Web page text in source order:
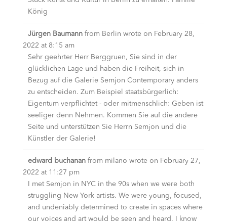
König
Jürgen Baumann from Berlin wrote on February 28,
2022 at 8:15 am
Sehr geehrter Herr Berggruen, Sie sind in der
glücklichen Lage und haben die Freiheit, sich in
Bezug auf die Galerie Semjon Contemporary anders
zu entscheiden. Zum Beispiel staatsbürgerlich:
Eigentum verpflichtet - oder mitmenschlich: Geben ist
seeliger denn Nehmen. Kommen Sie auf die andere
Seite und unterstützen Sie Herrn Semjon und die
Künstler der Galerie!
edward buchanan from milano wrote on February 27,
2022 at 11:27 pm
I met Semjon in NYC in the 90s when we were both
struggling New York artists. We were young, focused,
and undeniably determined to create in spaces where
our voices and art would be seen and heard. I know